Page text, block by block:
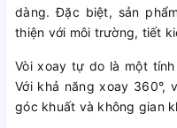
dàng. Đặc biệt, sản
thiện với môi trường, tiết
Vòi xoay tự do là một
Với khả năng xoay 360°,
góc khuất và không gian